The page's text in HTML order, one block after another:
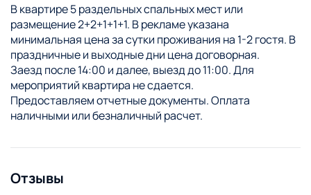
В квартире 5 раздельных спальных мест или
размещение 2+2+1+1+1. В рекламе указана
минимальная цена за сутки проживания на 1-2 гостя. В
праздничные и выходные дни цена договорная.
Заезд после 14:00 и далее, выезд до 11:00. Для
мероприятий квартира не сдается.
Предоставляем отчетные документы. Оплата
наличными или безналичный расчет.
Отзывы